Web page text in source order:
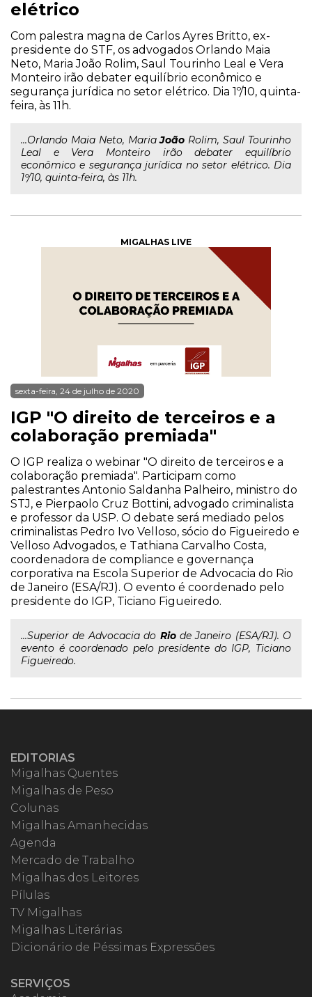
elétrico
Com palestra magna de Carlos Ayres Britto, ex-
presidente do STF, os advogados Orlando Maia
Neto, Maria João Rolim, Saul Tourinho Leal e Vera
Monteiro irão debater equilíbrio econômico e
segurança jurídica no setor elétrico. Dia 1º/10, quinta-
feira, às 11h.
...Orlando Maia Neto, MariaJoão Rolim, Saul Tourinho
Leal e Vera Monteiro irão debater equilíbrio
econômico e segurança jurídica no setor elétrico. Dia
1º/10, quinta-feira, às 11h.
MIGALHAS LIVE
sexta-feira, 24 de julho de 2020
IGP "O direito de terceiros e a
colaboração premiada"
O IGP realiza o webinar "O direito de terceiros e a
colaboração premiada". Participam como
palestrantes Antonio Saldanha Palheiro, ministro do
STJ, e Pierpaolo Cruz Bottini, advogado criminalista
e professor da USP. O debate será mediado pelos
criminalistas Pedro Ivo Velloso, sócio do Figueiredo e
Velloso Advogados, e Tathiana Carvalho Costa,
coordenadora de compliance e governança
corporativa na Escola Superior de Advocacia do Rio
de Janeiro (ESA/RJ). O evento é coordenado pelo
presidente do IGP, Ticiano Figueiredo.
...Superior de Advocacia do Riode Janeiro (ESA/RJ). O
evento é coordenado pelo presidente do IGP, Ticiano
Figueiredo.
EDITORIAS
Migalhas Quentes
Migalhas de Peso
Colunas
Migalhas Amanhecidas
Agenda
Mercado de Trabalho
Migalhas dos Leitores
Pílulas
TV Migalhas
Migalhas Literárias
Dicionário de Péssimas Expressões
SERVIÇOS